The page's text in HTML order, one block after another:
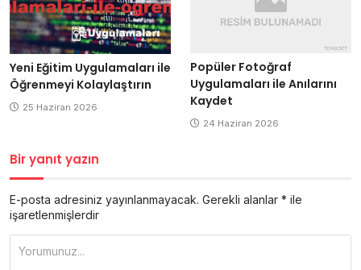
Yeni Eğitim Uygulamaları ile
Öğrenmeyi Kolaylaştırın
25 Haziran 2026
Popüler Fotoğraf
Uygulamaları ile Anılarını
Kaydet
24 Haziran 2026
Bir yanıt yazın
E-posta adresiniz yayınlanmayacak. Gerekli alanlar * ile
işaretlenmişlerdir